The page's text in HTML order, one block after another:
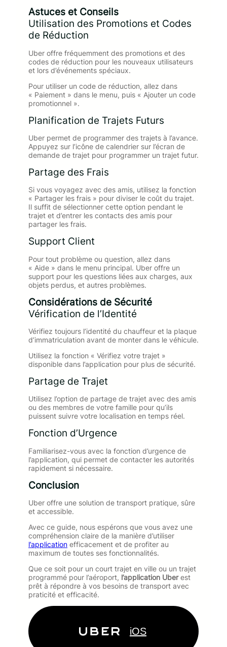
Astuces et Conseils
Utilisation des Promotions et Codes
de Réduction
Uber offre fréquemment des promotions et des
codes de réduction pour les nouveaux utilisateurs
et lors d’événements spéciaux.
Pour utiliser un code de réduction, allez dans
« Paiement » dans le menu, puis « Ajouter un code
promotionnel ».
Planification de Trajets Futurs
Uber permet de programmer des trajets à l’avance.
Appuyez sur l’icône de calendrier sur l’écran de
demande de trajet pour programmer un trajet futur.
Partage des Frais
Si vous voyagez avec des amis, utilisez la fonction
« Partager les frais » pour diviser le coût du trajet.
Il suffit de sélectionner cette option pendant le
trajet et d’entrer les contacts des amis pour
partager les frais.
Support Client
Pour tout problème ou question, allez dans
« Aide » dans le menu principal. Uber offre un
support pour les questions liées aux charges, aux
objets perdus, et autres problèmes.
Considérations de Sécurité
Vérification de l’Identité
Vérifiez toujours l’identité du chauffeur et la plaque
d’immatriculation avant de monter dans le véhicule.
Utilisez la fonction « Vérifiez votre trajet »
disponible dans l’application pour plus de sécurité.
Partage de Trajet
Utilisez l’option de partage de trajet avec des amis
ou des membres de votre famille pour qu’ils
puissent suivre votre localisation en temps réel.
Fonction d’Urgence
Familiarisez-vous avec la fonction d’urgence de
l’application, qui permet de contacter les autorités
rapidement si nécessaire.
Conclusion
Uber offre une solution de transport pratique, sûre
et accessible.
Avec ce guide, nous espérons que vous avez une
compréhension claire de la manière d’utiliser
l’application efficacement et de profiter au
maximum de toutes ses fonctionnalités.
Que ce soit pour un court trajet en ville ou un trajet
programmé pour l’aéroport, l’application Uberest
prêt à répondre à vos besoins de transport avec
praticité et efficacité.
iOS